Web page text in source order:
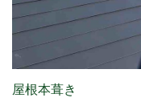
屋根本葺き